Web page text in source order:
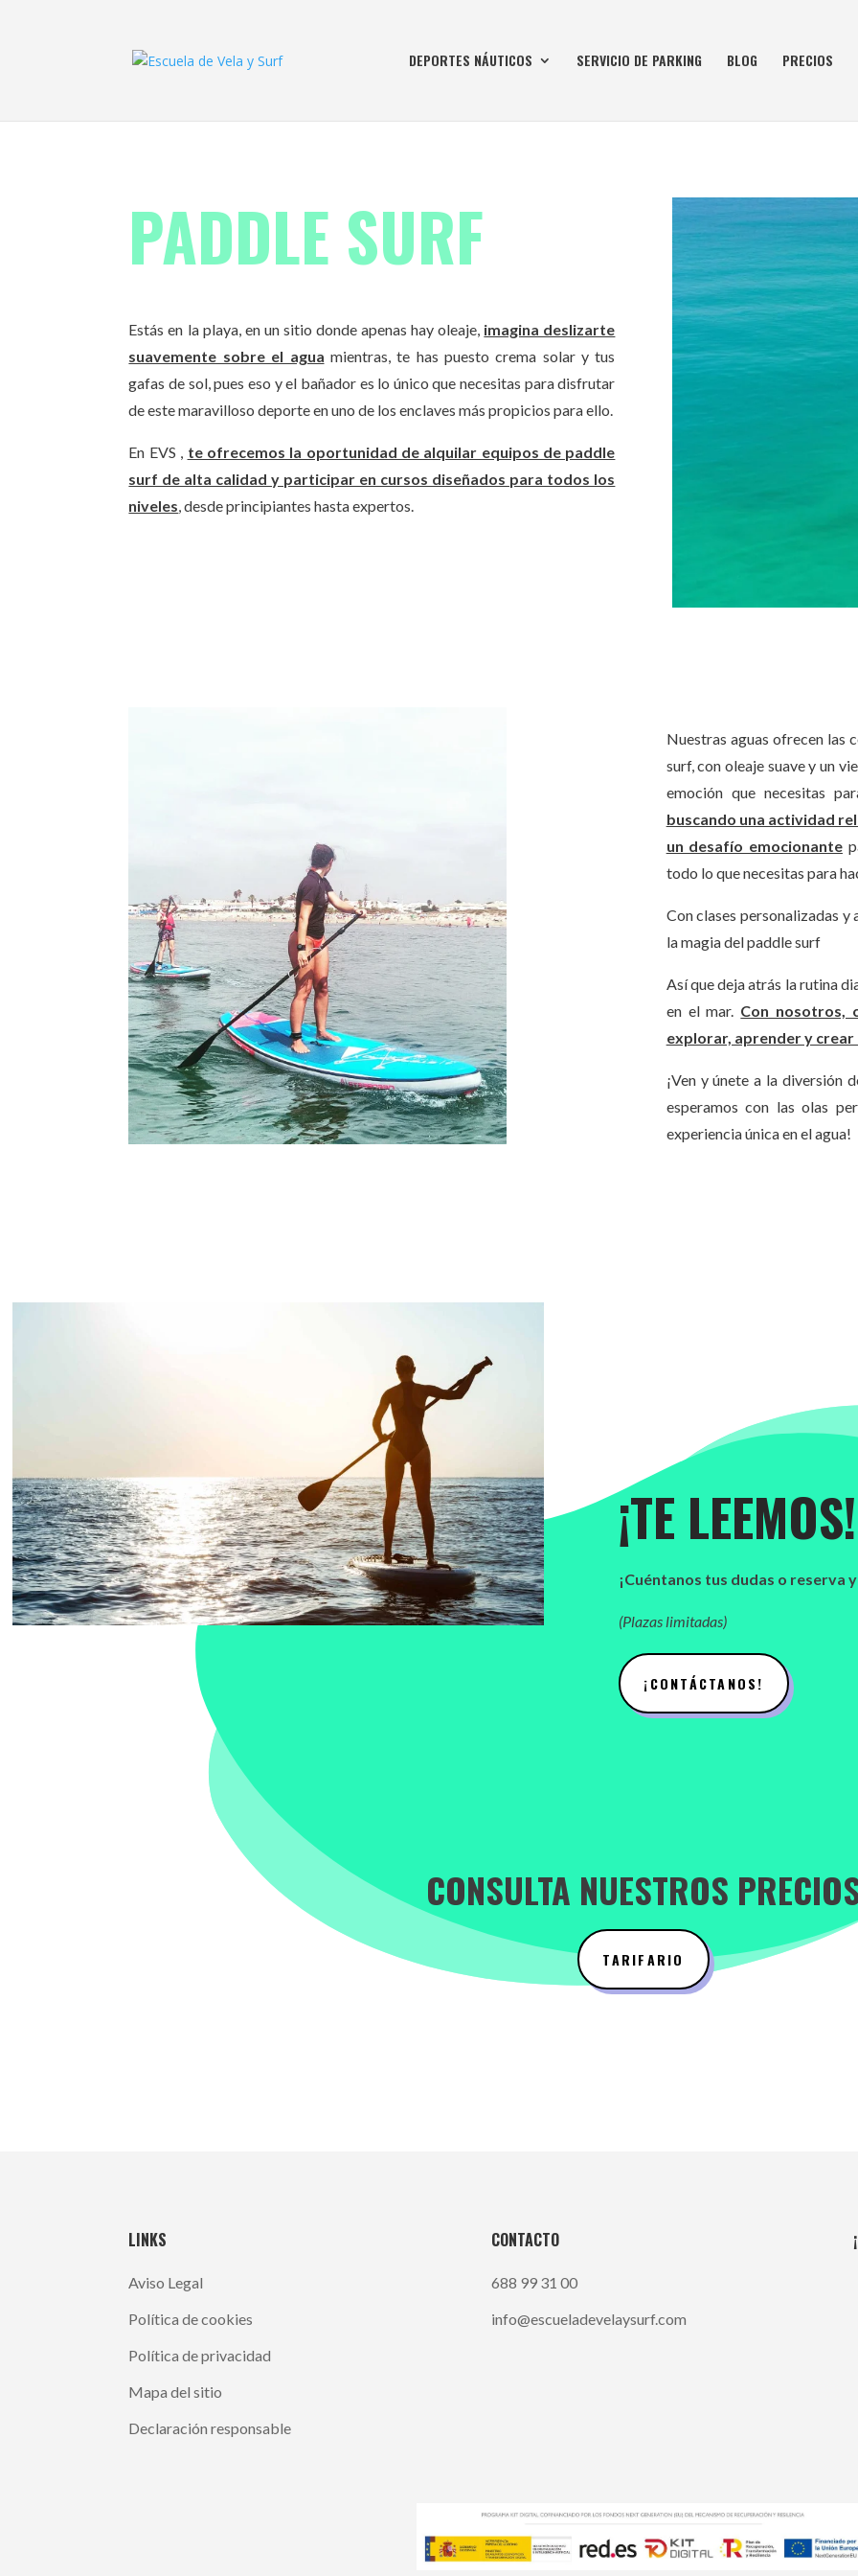
DEPORTES NÁUTICOS SERVICIO DE PARKING BLOG PRECIOS
PADDLE SURF
Estás en la playa, en un sitio donde apenas hay oleaje, imagina deslizarte
suavemente sobre el agua mientras, te has puesto crema solar y tus
gafas de sol, pues eso y el bañador es lo único que necesitas para disfrutar
de este maravilloso deporte en uno de los enclaves más propicios para ello.
En EVS , te ofrecemos la oportunidad de alquilar equipos de paddle
surf de alta calidad y participar en cursos diseñados para todos los
niveles , desde principiantes hasta expertos.
Nuestras aguas ofrecen las
surf, con oleaje suave y un
emoción que necesitas
buscando una actividad
un desafío emocionante
todo lo que necesitas para
Con clases personalizadas
la magia del paddle surf
Así que deja atrás la rutina
en el mar. Con nosotros,
explorar, aprender y crear
¡Ven y únete a la diversión
esperamos con las olas
experiencia única en el agua!
¡TE LEEMOS!
¡Cuéntanos tus dudas o reserva
(Plazas limitadas)
¡CONTÁCTANOS!
CONSULTA NUESTROS
TARIFARIO
LINKS
Aviso Legal
Política de cookies
Política de privacidad
Mapa del sitio
Declaración responsable
CONTACTO
688 99 31 00
info@escueladevelaysurf.com